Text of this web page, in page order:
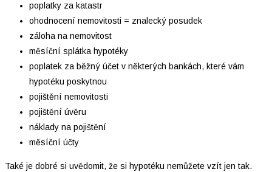
poplatky za katastr
ohodnocení nemovitosti = znalecký posudek
záloha na nemovitost
měsíční splátka hypotéky
poplatek za běžný účet v některých bankách, které vám
hypotéku poskytnou
pojištění nemovitosti
pojištění úvěru
náklady na pojištění
měsíční účty
Také je dobré si uvědomit, že si hypotéku nemůžete vzít jen tak.